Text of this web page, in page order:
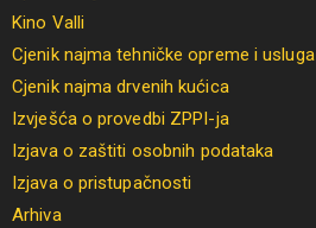
Kino Valli
Cjenik najma tehničke opreme i usluga
Cjenik najma drvenih kućica
Izvješća o provedbi ZPPI-ja
Izjava o zaštiti osobnih podataka
Izjava o pristupačnosti
Arhiva